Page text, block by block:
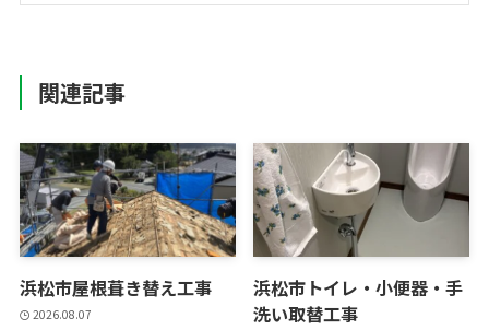
関連記事
浜松市屋根葺き替え工事
2026.08.07
浜松市トイレ・小便器・手
洗い取替工事